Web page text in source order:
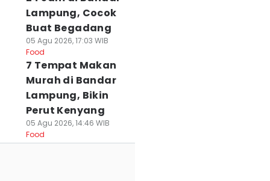
Lampung, Cocok
Buat Begadang
05 Agu 2026, 17:03 WIB
Food
7 Tempat Makan
Murah di Bandar
Lampung, Bikin
Perut Kenyang
05 Agu 2026, 14:46 WIB
Food